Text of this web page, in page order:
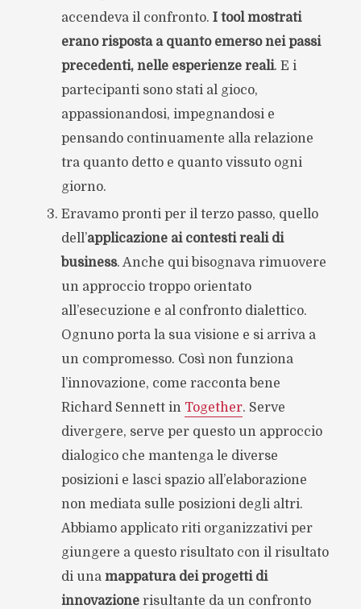
accendeva il confronto. I tool mostrati
erano risposta a quanto emerso nei passi
precedenti, nelle esperienze reali. E i
partecipanti sono stati al gioco,
appassionandosi, impegnandosi e
pensando continuamente alla relazione
tra quanto detto e quanto vissuto ogni
giorno.
Eravamo pronti per il terzo passo, quello
dell’applicazione ai contesti reali di
business. Anche qui bisognava rimuovere
un approccio troppo orientato
all’esecuzione e al confronto dialettico.
Ognuno porta la sua visione e si arriva a
un compromesso. Così non funziona
l’innovazione, come racconta bene
Richard Sennett in Together. Serve
divergere, serve per questo un approccio
dialogico che mantenga le diverse
posizioni e lasci spazio all’elaborazione
non mediata sulle posizioni degli altri.
Abbiamo applicato riti organizzativi per
giungere a questo risultato con il risultato
di una mappatura dei progetti di
innovazionerisultante da un confronto